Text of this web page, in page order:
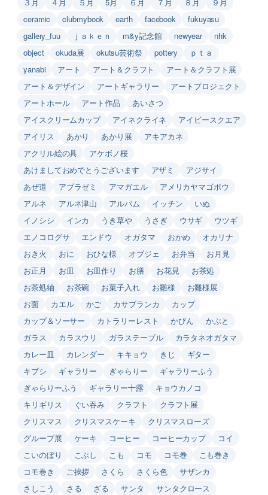
ceramic
clubmybook earth facebook
fukuyasu
gallery_fuu
ｊａｋｅｎ m&y記念館 newyear
nhk
object
okuda展 okutsu芸術祭 pottery
ｐｔａ
yanabi
アート アート＆クラフト
アート＆クラフト展
アート＆デザイン
アートギャラリー
アートプロジェクト
アートホール
アート作品
あいさつ
アイスクリームカップ
アイネクライネ
アイビースクエア
アイリス
あかり あかり展
アキアカネ
アクリル絵の具
アケボノ桜
あけましておめでとうございます
アザミ
アジサイ
あぜ道
アブラゼミ アマガエル
アメリカヤマゴボウ
アルネ
アルネ津山 アルバム イッチン
いぬ
イノシシ
インカ うき草や うさぎ ウサギ
ウツギ
エノコログサ
エンドウ オガタマ おかめ
オカリナ
おき火
おに おひな様 オブジェ お弁当
お月見
お正月
お皿 お皿作り お膳 お花見
お茶処
お茶処紬
お茶碗 お菓子入れ お雛様
お雛様展
お面
カエル かご カサブランカ
カップ
カップ＆ソーサー
カトラリーレスト かびん
かぶと
ガラス
カラスウリ ガラステーブル
カラタネオガタマ
カレー皿
カレンダー キキョウ きじ
ギター
キブシ
ギャラリー ぎゃらりー
ギャラリーふう
ぎゃらりーふう
ギャラリー十露
キョウカノコ
キリギリス
ぐい吞み クラフト
クラフト展
クリスマス
クリスマスケーキ
クリスマスローズ
グループ展
ケーキ コーヒー コーヒーカップ
コイ
こいのぼり
こぶし こも コモ コモ巻
こも巻き
コモ巻き
ご挨拶 さくら さくら色
サザンカ
さしこう
さる ざる サンタ サンタクロース